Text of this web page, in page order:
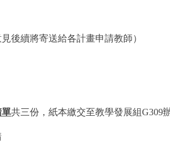
後續將寄送給各計畫申請教師）
單共三份，紙本繳交至教學發展組G309